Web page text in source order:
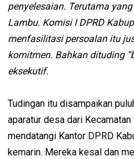
penyelesaian. Terutama
Lambu. Komisi I DPRD
menfasilitasi persoalan itu
komitmen. Bahkan dituding
eksekutif.
Tudingan itu disampaikan
aparatur desa dari
mendatangi Kantor DPRD
kemarin. Mereka kesal dan